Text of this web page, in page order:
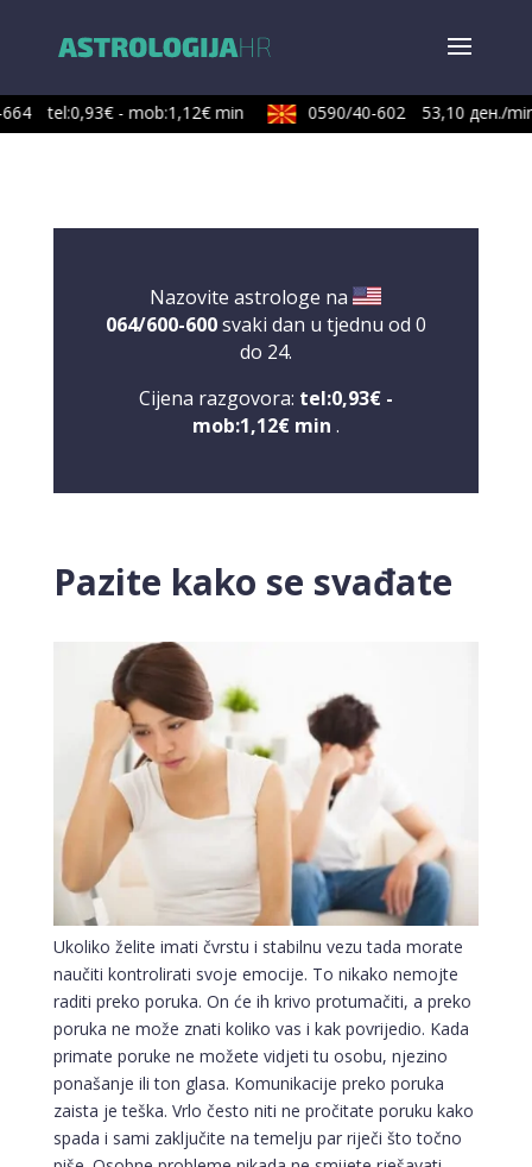
tel:0,93€ - mob:1,12€ min 0590/40-602 53,10 ден./min
Nazovite astrologe na
064/600-600svaki dan u tjednu od 0
do 24.
Cijena razgovora: tel:0,93€ -
mob:1,12€ min .
Pazite kako se svađate
Ukoliko želite imati čvrstu i stabilnu vezu tada morate
naučiti kontrolirati svoje emocije. To nikako nemojte
raditi preko poruka. On će ih krivo protumačiti, a preko
poruka ne može znati koliko vas i kak povrijedio. Kada
primate poruke ne možete vidjeti tu osobu, njezino
ponašanje ili ton glasa. Komunikacije preko poruka
zaista je teška. Vrlo često niti ne pročitate poruku kako
spada i sami zaključite na temelju par riječi što točno